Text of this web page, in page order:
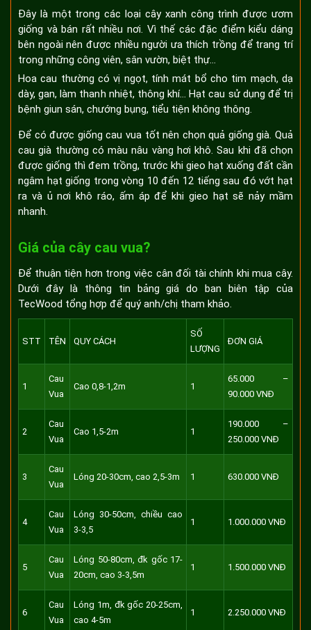
Đây là một trong các loại cây xanh công trình được ươm
giống và bán rất nhiều nơi. Vì thế các đặc điểm kiểu dáng
bên ngoài nên được nhiều người ưa thích trồng để trang trí
trong những công viên, sân vườn, biệt thự…
Hoa cau thường có vị ngọt, tính mát bổ cho tim mạch, dạ
dày, gan, làm thanh nhiệt, thông khí… Hạt cau sử dụng để trị
bệnh giun sán, chướng bụng, tiểu tiện không thông.
Để có được giống cau vua tốt nên chọn quả giống già. Quả
cau già thường có màu nâu vàng hơi khô. Sau khi đã chọn
được giống thì đem trồng, trước khi gieo hạt xuống đất cần
ngâm hạt giống trong vòng 10 đến 12 tiếng sau đó vớt hạt
ra và ủ nơi khô ráo, ấm áp để khi gieo hạt sẽ nảy mầm
nhanh.
Giá của cây cau vua?
Để thuận tiện hơn trong việc cân đối tài chính khi mua cây.
Dưới đây là thông tin bảng giá do ban biên tập của
TecWood tổng hợp để quý anh/chị tham khảo.
STT TÊN QUY CÁCH
SỐ
LƯỢNG
ĐƠN GIÁ
1
Cau
Vua
Cao 0,8-1,2m 1
65.000 –
90.000 VNĐ
2
Cau
Vua
Cao 1,5-2m 1
190.000 –
250.000 VNĐ
3
Cau
Vua
Lóng 20-30cm, cao 2,5-3m 1 630.000 VNĐ
4
Cau
Vua
Lóng 30-50cm, chiều cao
3-3,5
1 1.000.000 VNĐ
5
Cau
Vua
Lóng 50-80cm, đk gốc 17-
20cm, cao 3-3,5m
1 1.500.000 VNĐ
6
Cau
Vua
Lóng 1m, đk gốc 20-25cm,
cao 4-5m
1 2.250.000 VNĐ